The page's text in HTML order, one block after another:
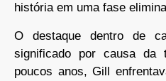
história em uma fase
O destaque dentro de
significado por causa da
poucos anos, Gill